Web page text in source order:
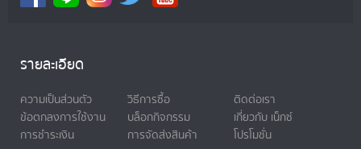
รายละเอียด
ความเป็นส่วนตัว
ข้อตกลงการใช้งาน
การชำระเงิน
วิธีการซื้อ
บล็อกกิจกรรม
การจัดส่งสินค้า
ติดต่อเรา
เกี่ยวกับ เน็กซ์
โปรโมชั่น